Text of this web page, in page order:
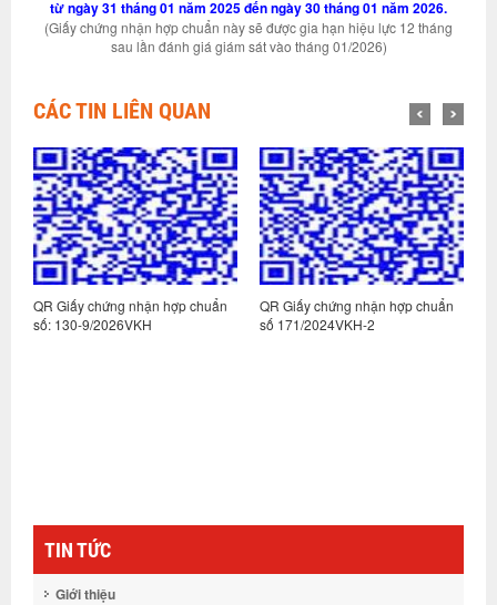
từ ngày 31 tháng 01 năm 2025 đến ngày 30 tháng 01 năm 2026.
(Giấy chứng nhận hợp chuẩn này sẽ được gia hạn hiệu lực 12 tháng
sau lần đánh giá giám sát vào tháng 01/2026)
CÁC TIN LIÊN QUAN
QR Giấy chứng nhận hợp chuẩn
số: 130-9/2026VKH
QR Giấy chứng nhận hợp chuẩn
số 171/2024VKH-2
TIN TỨC
Giới thiệu